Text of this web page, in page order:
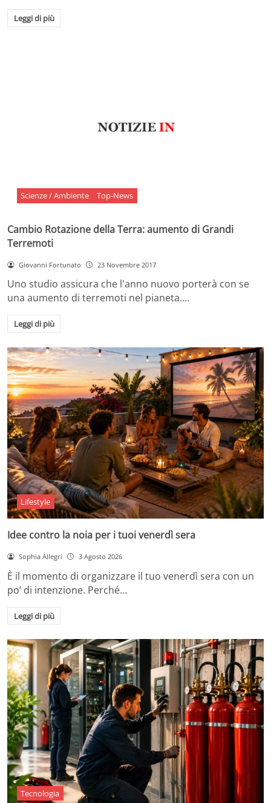
Leggi di più
Scienze / Ambiente Top-News
Cambio Rotazione della Terra: aumento di Grandi
Terremoti
Giovanni Fortunato 23 Novembre 2017
Uno studio assicura che l'anno nuovo porterà con se
una aumento di terremoti nel pianeta.…
Leggi di più
Lifestyle
Idee contro la noia per i tuoi venerdì sera
Sophia Allegri 3 Agosto 2026
È il momento di organizzare il tuo venerdì sera con un
po’ di intenzione. Perché…
Leggi di più
Tecnologia